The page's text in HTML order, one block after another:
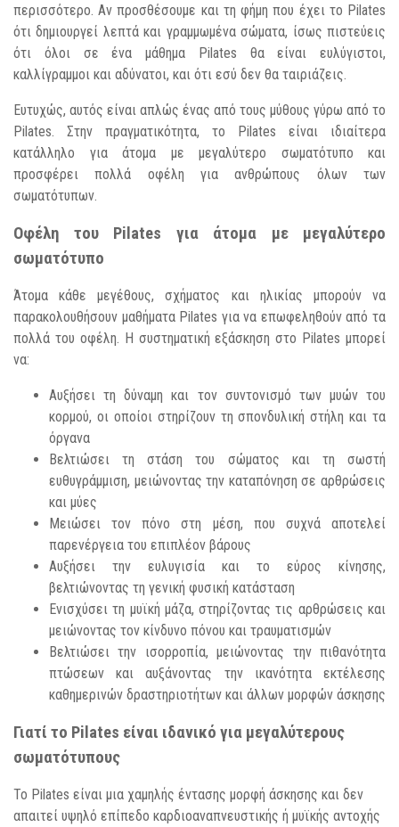
περισσότερο. Αν προσθέσουμε και τη φήμη που έχει το Pilates
ότι δημιουργεί λεπτά και γραμμωμένα σώματα, ίσως πιστεύεις
ότι όλοι σε ένα μάθημα Pilates θα είναι ευλύγιστοι,
καλλίγραμμοι και αδύνατοι, και ότι εσύ δεν θα ταιριάζεις.
Ευτυχώς, αυτός είναι απλώς ένας από τους μύθους γύρω από το
Pilates. Στην πραγματικότητα, το Pilates είναι ιδιαίτερα
κατάλληλο για άτομα με μεγαλύτερο σωματότυπο και
προσφέρει πολλά οφέλη για ανθρώπους όλων των
σωματότυπων.
Οφέλη του Pilates για άτομα με μεγαλύτερο
σωματότυπο
Άτομα κάθε μεγέθους, σχήματος και ηλικίας μπορούν να
παρακολουθήσουν μαθήματα Pilates για να επωφεληθούν από τα
πολλά του οφέλη. Η συστηματική εξάσκηση στο Pilates μπορεί
να:
Αυξήσει τη δύναμη και τον συντονισμό των μυών του
κορμού, οι οποίοι στηρίζουν τη σπονδυλική στήλη και τα
όργανα
Βελτιώσει τη στάση του σώματος και τη σωστή
ευθυγράμμιση, μειώνοντας την καταπόνηση σε αρθρώσεις
και μύες
Μειώσει τον πόνο στη μέση, που συχνά αποτελεί
παρενέργεια του επιπλέον βάρους
Αυξήσει την ευλυγισία και το εύρος κίνησης,
βελτιώνοντας τη γενική φυσική κατάσταση
Ενισχύσει τη μυϊκή μάζα, στηρίζοντας τις αρθρώσεις και
μειώνοντας τον κίνδυνο πόνου και τραυματισμών
Βελτιώσει την ισορροπία, μειώνοντας την πιθανότητα
πτώσεων και αυξάνοντας την ικανότητα εκτέλεσης
καθημερινών δραστηριοτήτων και άλλων μορφών άσκησης
Γιατί το Pilates είναι ιδανικό για μεγαλύτερους
σωματότυπους
Το Pilates είναι μια χαμηλής έντασης μορφή άσκησης και δεν
απαιτεί υψηλό επίπεδο καρδιοαναπνευστικής ή μυϊκής αντοχής